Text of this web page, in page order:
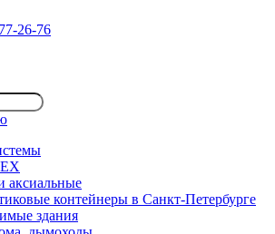
26-76
аксиальные
контейнеры в Санкт-Петербурге
здания